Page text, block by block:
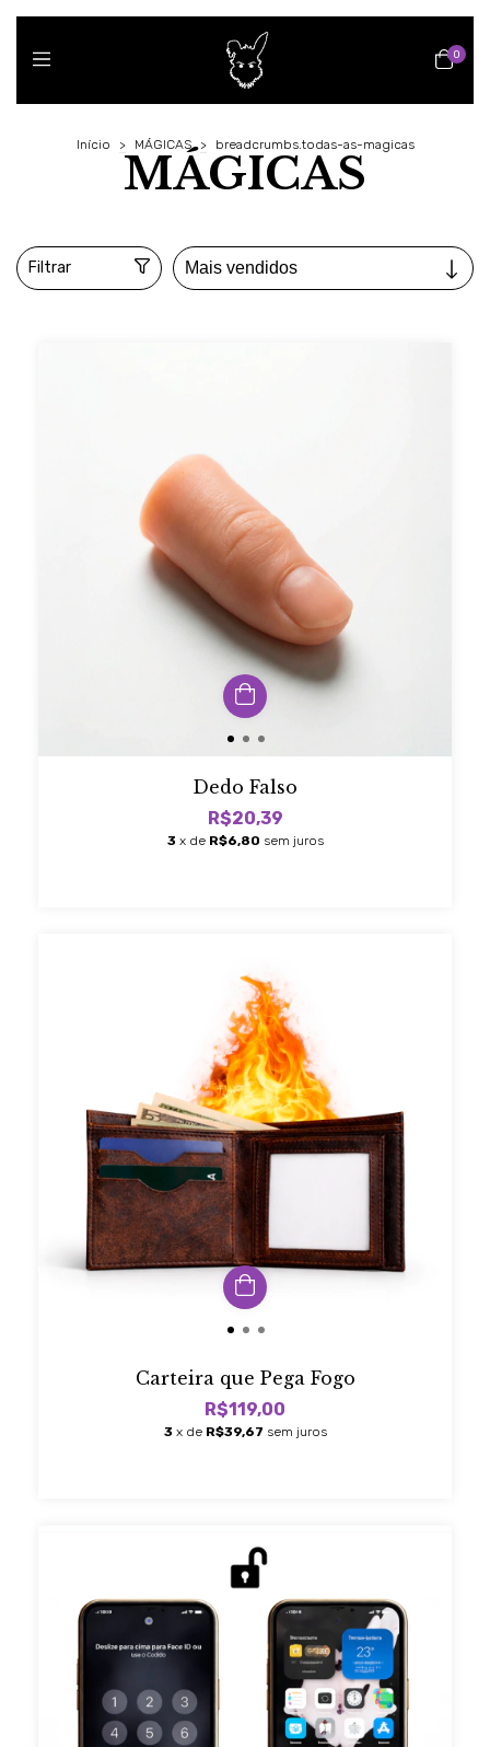
0
Início > MÁGICAS > breadcrumbs.todas-as-magicas
MÁGICAS
Filtrar
Dedo Falso
R$20,39
3 x de R$6,80 sem juros
Carteira que Pega Fogo
R$119,00
3 x de R$39,67 sem juros